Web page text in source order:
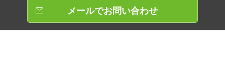
メールでお問い合わせ